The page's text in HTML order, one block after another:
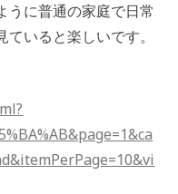
うに普通の家庭で日常
いると楽しいです。